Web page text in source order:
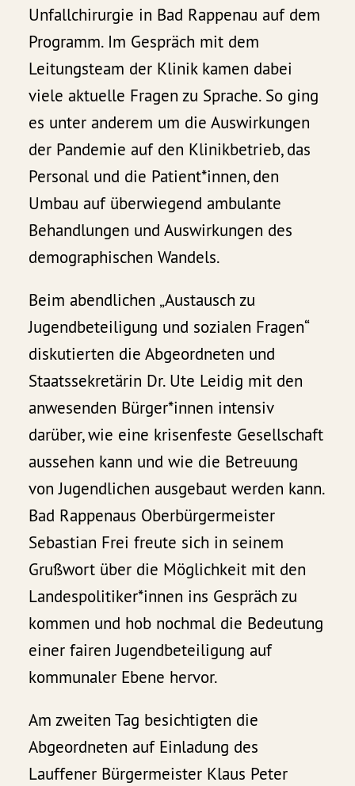
Unfallchirurgie in Bad Rappenau auf dem
Programm. Im Gespräch mit dem
Leitungsteam der Klinik kamen dabei
viele aktuelle Fragen zu Sprache. So ging
es unter anderem um die Auswirkungen
der Pandemie auf den Klinikbetrieb, das
Personal und die Patient*innen, den
Umbau auf überwiegend ambulante
Behandlungen und Auswirkungen des
demographischen Wandels.
Beim abendlichen „Austausch zu
Jugendbeteiligung und sozialen Fragen“
diskutierten die Abgeordneten und
Staatssekretärin Dr. Ute Leidig mit den
anwesenden Bürger*innen intensiv
darüber, wie eine krisenfeste Gesellschaft
aussehen kann und wie die Betreuung
von Jugendlichen ausgebaut werden kann.
Bad Rappenaus Oberbürgermeister
Sebastian Frei freute sich in seinem
Grußwort über die Möglichkeit mit den
Landespolitiker*innen ins Gespräch zu
kommen und hob nochmal die Bedeutung
einer fairen Jugendbeteiligung auf
kommunaler Ebene hervor.
Am zweiten Tag besichtigten die
Abgeordneten auf Einladung des
Lauffener Bürgermeister Klaus Peter